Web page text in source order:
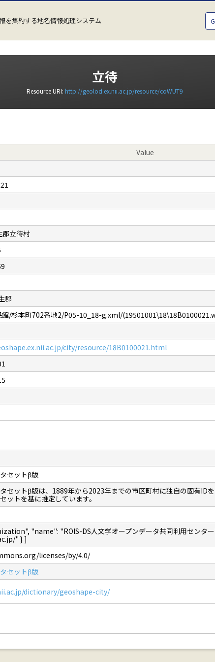
を集約する地名情報処理システム
立待
Resource URI: http://geolod.ex.nii.ac.jp/resource/coWUT9
Value
郡立待村
郡
館/杉本町702番地2/P05-10_18-g.xml/
city/resource/18B0100021.html
セットβ版
セットβ版は、1889年から2023年までの市区町村に独自の固有ID
ットを基に推定しています。
"name": "ROIS-DS人文学オープンデータ共同利用センタ
" } ]
licenses/by/4.0/
セットβ版
dictionary/geoshape-city/